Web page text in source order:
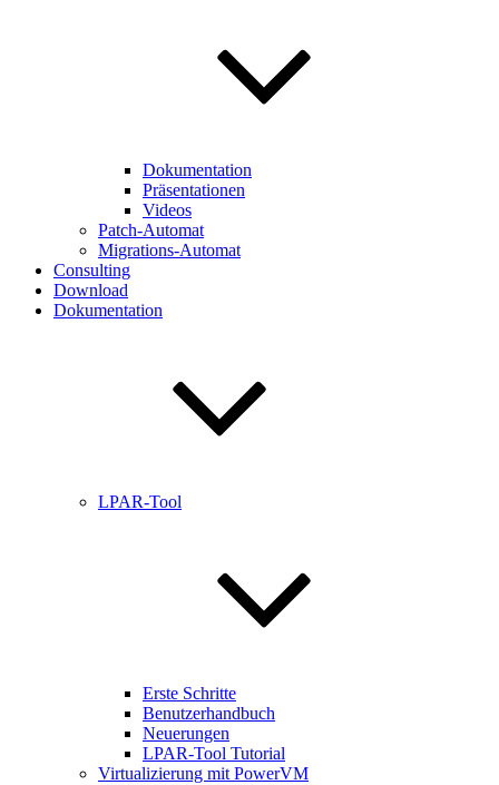
Dokumentation
Präsentationen
Videos
Patch-Automat
Migrations-Automat
Consulting
Download
Dokumentation
LPAR-Tool
Erste Schritte
Benutzerhandbuch
Neuerungen
LPAR-Tool Tutorial
Virtualizierung mit PowerVM